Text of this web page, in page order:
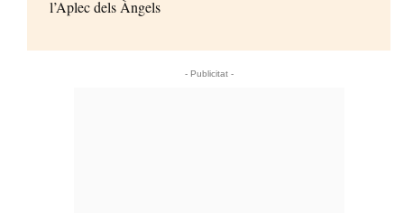
l’Aplec dels Àngels
- Publicitat -